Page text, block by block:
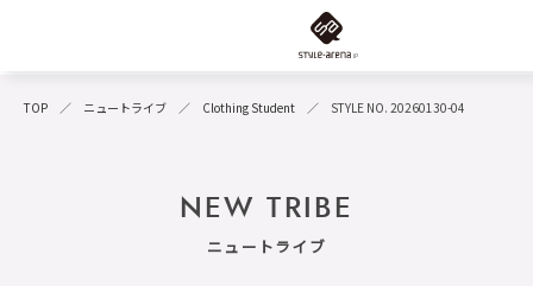
TOP ニュートライブ Clothing Student STYLE NO. 20260130-04
NEW TRIBE
ニュートライブ